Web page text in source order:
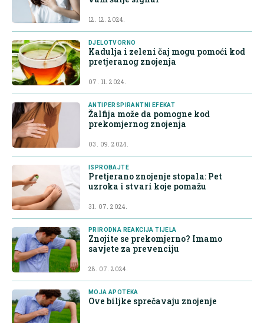
12. 12. 2024.
DJELOTVORNO
Kadulja i zeleni čaj mogu pomoći kod
pretjeranog znojenja
07. 11. 2024.
ANTIPERSPIRANTNI EFEKAT
Žalfija može da pomogne kod
prekomjernog znojenja
03. 09. 2024.
ISPROBAJTE
Pretjerano znojenje stopala: Pet
uzroka i stvari koje pomažu
31. 07. 2024.
PRIRODNA REAKCIJA TIJELA
Znojite se prekomjerno? Imamo
savjete za prevenciju
28. 07. 2024.
MOJA APOTEKA
Ove biljke sprečavaju znojenje